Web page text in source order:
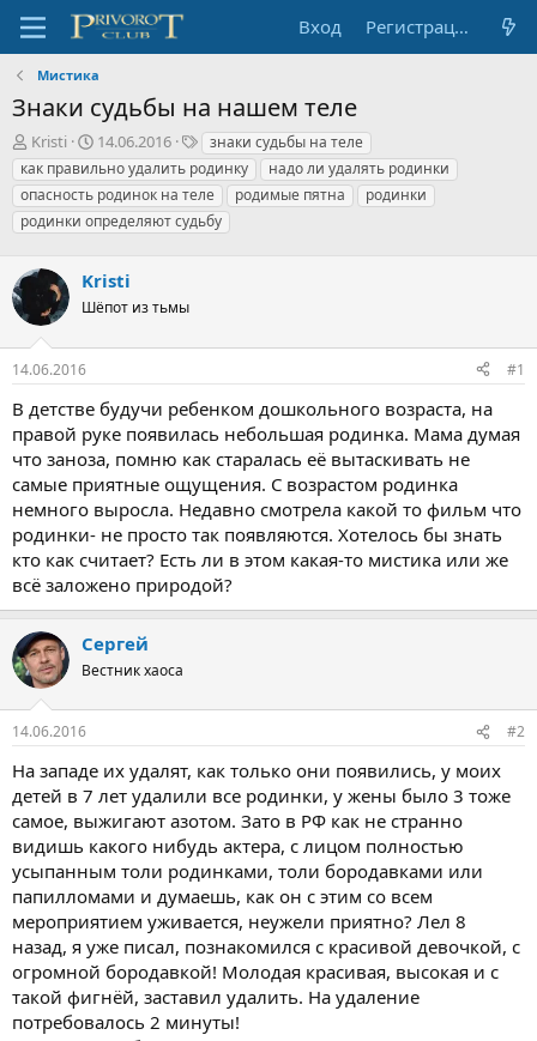
Вход Регистрация
Мистика
Знаки судьбы на нашем теле
А
в
т
о
р
е
м
ы
Kristi
Д
а
т
а
н
ч
а
л
14.06.2016
Т
е
г
и
знаки судьбы на теле
как правильно удалить родинку
надо ли удалять родинки
опасность родинок на теле
родимые пятна
родинки
родинки определяют судьбу
Kristi
Шёпот из тьмы
14.06.2016 #1
В детстве будучи ребенком дошкольного возраста, на
правой руке появилась небольшая родинка. Мама думая
что заноза, помню как старалась её вытаскивать не
самые приятные ощущения. С возрастом родинка
немного выросла. Недавно смотрела какой то фильм что
родинки- не просто так появляются. Хотелось бы знать
кто как считает? Есть ли в этом какая-то мистика или же
всё заложено природой?
Сергей
Вестник хаоса
14.06.2016 #2
На западе их удалят, как только они появились, у моих
детей в 7 лет удалили все родинки, у жены было 3 тоже
самое, выжигают азотом. Зато в РФ как не странно
видишь какого нибудь актера, с лицом полностью
усыпанным толи родинками, толи бородавками или
папилломами и думаешь, как он с этим со всем
мероприятием уживается, неужели приятно? Лел 8
назад, я уже писал, познакомился с красивой девочкой, с
огромной бородавкой! Молодая красивая, высокая и с
такой фигнёй, заставил удалить. На удаление
потребовалось 2 минуты!